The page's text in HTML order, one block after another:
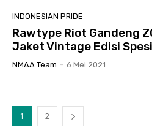
INDONESIAN PRIDE
Rawtype Riot Gandeng
Jaket Vintage Edisi
NMAA Team - 6 Mei 2021
1 2